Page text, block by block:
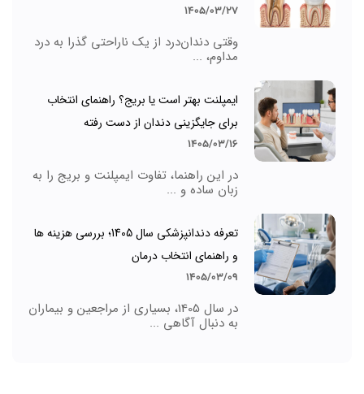
1405/03/27
وقتی دندان‌درد از یک ناراحتی گذرا به درد
مداوم، ...
ایمپلنت بهتر است یا بریج؟ راهنمای انتخاب
برای جایگزینی دندان از دست رفته
1405/03/16
در این راهنما، تفاوت ایمپلنت و بریج را به
زبان ساده و ...
تعرفه دندانپزشکی سال 1405؛ بررسی هزینه ها
و راهنمای انتخاب درمان
1405/03/09
در سال 1405، بسیاری از مراجعین و بیماران
به دنبال آگاهی ...